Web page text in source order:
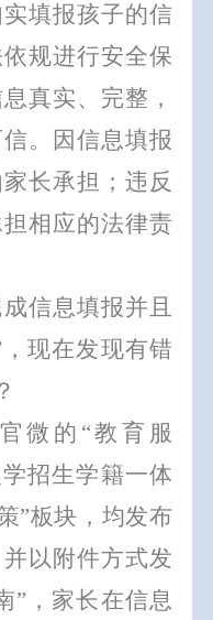
填报孩子的信
规进行安全保
真实、完整，
。因信息填报
长承担；违反
相应的法律责
信息填报并且
，现在发现有错
官微的 “教育服
招生学籍一体
”板块 ，均发布
以附件方式发
”，家长在信息